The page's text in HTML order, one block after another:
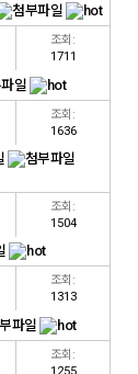
조회:
1711
조회:
1636
조회:
1504
조회:
1313
조회: